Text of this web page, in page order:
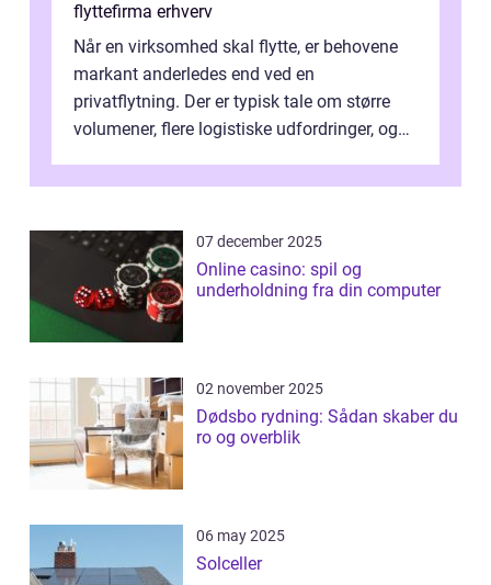
flyttefirma erhverv
Når en virksomhed skal flytte, er behovene
markant anderledes end ved en
privatflytning. Der er typisk tale om større
volumener, flere logistiske udfordringer, og
07 december 2025
Online casino: spil og
underholdning fra din computer
02 november 2025
Dødsbo rydning: Sådan skaber du
ro og overblik
06 may 2025
Solceller